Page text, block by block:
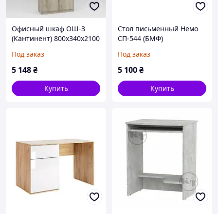
Офисный шкаф ОШ-3
(Кантинент) 800х340х2100
Под заказ
5 148₴
Купить
Стол письменный Немо
СП-544 (БМФ)
Под заказ
5 100₴
Купить